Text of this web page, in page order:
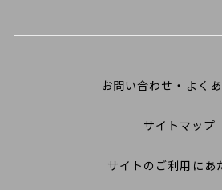
お問い合わせ・よく
サイトマップ
サイトのご利用にあ